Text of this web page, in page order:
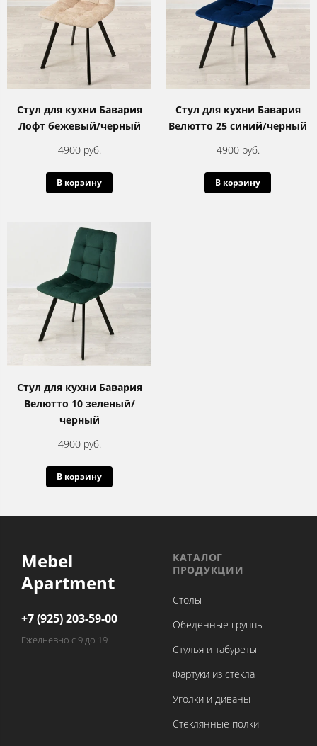
Стул для кухни Бавария
Лофт бежевый/черный
4900 руб.
В корзину
Стул для кухни Бавария
Велютто 25 синий/черный
4900 руб.
В корзину
Стул для кухни Бавария
Велютто 10 зеленый/
черный
4900 руб.
В корзину
Mebel
Apartment
+7 (925) 203-59-00
Ежедневно с 9 до 19
КАТАЛОГ
ПРОДУКЦИИ
Столы
Обеденные группы
Стулья и табуреты
Фартуки из стекла
Уголки и диваны
Стеклянные полки